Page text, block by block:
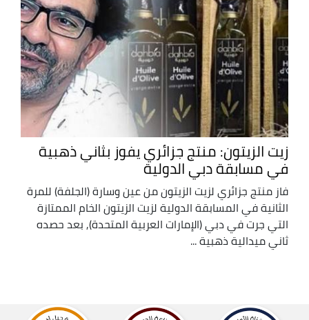
زيت الزيتون: منتج جزائري يفوز بثاني ذهبية
في مسابقة دبي الدولية
فاز منتج جزائري لزيت الزيتون من عين وسارة (الجلفة) للمرة
الثانية في المسابقة الدولية لزيت الزيتون الخام الممتازة
التي جرت في دبي (الإمارات العربية المتحدة), بعد حصده
ثاني ميدالية ذهبية ...